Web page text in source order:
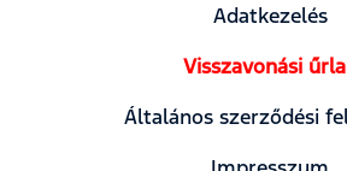
Adatkezelés
Visszavonási
Általános szerződési